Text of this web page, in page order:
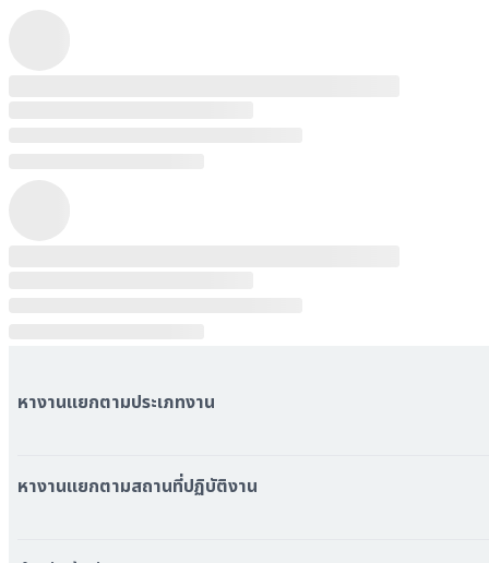
หางานแยกตามประเภทงาน
หมวดหมู่บริษัททั้งหมด
หางานแยกตามสถานที่ปฏิบัติงาน